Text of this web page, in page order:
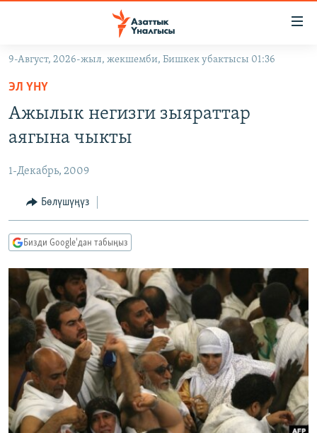
Навигацияга
өтүңүз
Издөөгө
салыңыз
ЭКОНОМИКА
МАДАНИЯТ
БОРБОР АЗИЯ
АТАЙЫН ИЛИКТӨӨ
ТВ ПРОГРАММАЛАР
ЭКСПЕРТТЕР ТАЛДАЙТ
БИЗ ЖАНА ДҮЙНӨ
ДАНИСТЕ
ЭЖЕ-СИҢДИЛЕР
АЗАТТЫК+
ЫҢГАЙСЫЗ СУРООЛОР
ӨЗГӨЧӨ ПИКИР
Русский
ОНЛАЙН ШЕРИНЕ
ЭЕ/АРнун бардык сайттары
9-Август, 2026-жыл, жекшемби, Бишкек убактысы 01:36
ЭЛ ҮНҮ
Ажылык негизги зыяраттар
аягына чыкты
1-Декабрь, 2009
Бөлүшүңүз
Бизди Google'дан табыңыз